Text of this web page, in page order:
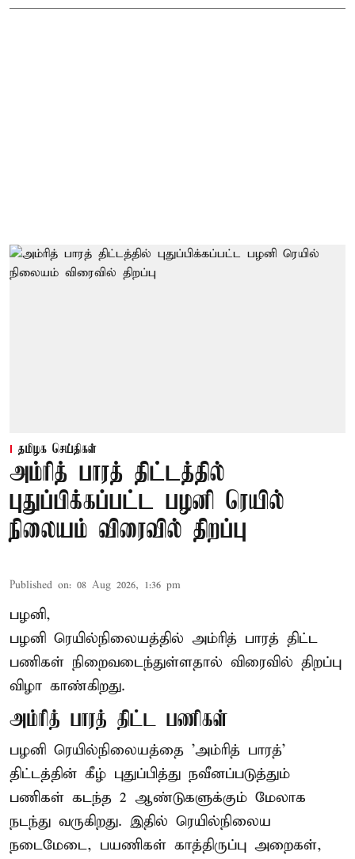
தமிழக செய்திகள்
அம்ரித் பாரத் திட்டத்தில்
புதுப்பிக்கப்பட்ட பழனி ரெயில்
நிலையம் விரைவில் திறப்பு
Published on: 08 Aug 2026, 1:36 pm
பழனி,
பழனி ரெயில்நிலையத்தில் அம்ரித் பாரத் திட்ட
பணிகள் நிறைவடைந்துள்ளதால் விரைவில் திறப்பு
விழா காண்கிறது.
அம்ரித் பாரத் திட்ட பணிகள்
பழனி ரெயில்நிலையத்தை 'அம்ரித் பாரத்'
திட்டத்தின் கீழ் புதுப்பித்து நவீனப்படுத்தும்
பணிகள் கடந்த 2 ஆண்டுகளுக்கும் மேலாக
நடந்து வருகிறது. இதில் ரெயில்நிலைய
நடைமேடை, பயணிகள் காத்திருப்பு அறைகள்,